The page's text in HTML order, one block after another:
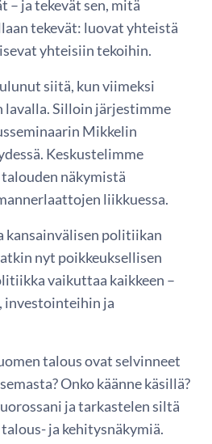
ja tekevät sen, mitä
tekevät: luovat yhteistä
yhteisiin tekoihin.
siitä, kun viimeksi
lavalla. Silloin järjestimme
Mikkelin
Keskustelimme
näkymistä
liikkuessa.
kansainvälisen politiikan
nyt poikkeuksellisen
vaikuttaa kaikkeen –
investointeihin ja
talous ovat selvinneet
Onko käänne käsillä?
ja tarkastelen siltä
ja kehitysnäkymiä.